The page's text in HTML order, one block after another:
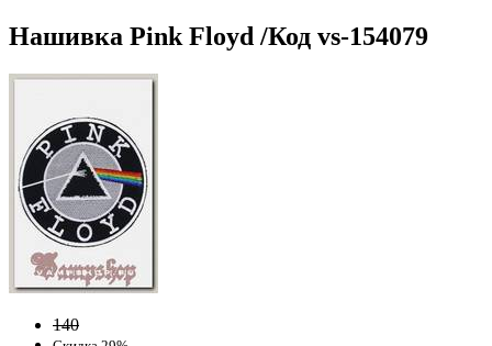
Нашивка Pink Floyd /Код vs-154079
140